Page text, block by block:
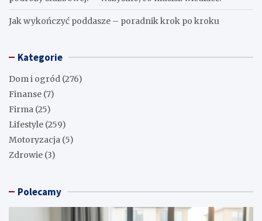
Jak wykończyć poddasze – poradnik krok po kroku
Kategorie
Dom i ogród (276)
Finanse (7)
Firma (25)
Lifestyle (259)
Motoryzacja (5)
Zdrowie (3)
Polecamy